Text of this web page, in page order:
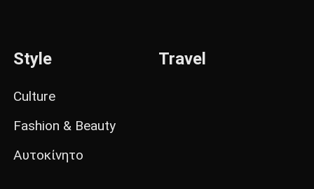
Style
Culture
Fashion & Beauty
Αυτοκίνητο
Travel